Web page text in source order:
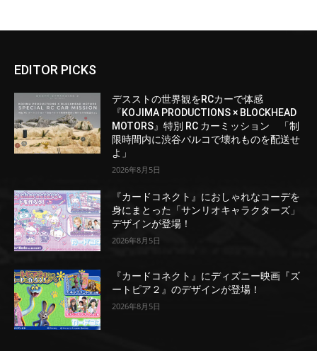
EDITOR PICKS
デスストの世界観をRCカーで体感
『KOJIMA PRODUCTIONS × BLOCKHEAD
MOTORS』特別 RC カーミッション 「制
限時間内に渋谷パルコで壊れものを配送せ
よ」
2026年8月5日
『カードコネクト』におしゃれなコーデを
身にまとった「サンリオキャラクターズ」
デザインが登場！
2026年8月5日
『カードコネクト』にディズニー映画『ズ
ートピア２』のデザインが登場！
2026年8月5日